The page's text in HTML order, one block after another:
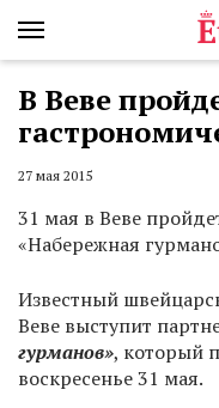
В Веве
27 мая 2015
31 мая в Веве
«Набережная
Известный
Веве выступит
гурманов», который
воскресенье 31 мая.